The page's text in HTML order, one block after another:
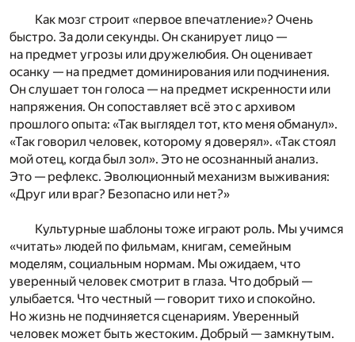
Как мозг строит «первое впечатление»? Очень
быстро. За доли секунды. Он сканирует лицо —
на предмет угрозы или дружелюбия. Он оценивает
осанку — на предмет доминирования или подчинения.
Он слушает тон голоса — на предмет искренности или
напряжения. Он сопоставляет всё это с архивом
прошлого опыта: «Так выглядел тот, кто меня обманул».
«Так говорил человек, которому я доверял». «Так стоял
мой отец, когда был зол». Это не осознанный анализ.
Это — рефлекс. Эволюционный механизм выживания:
«Друг или враг? Безопасно или нет?»
Культурные шаблоны тоже играют роль. Мы учимся
«читать» людей по фильмам, книгам, семейным
моделям, социальным нормам. Мы ожидаем, что
уверенный человек смотрит в глаза. Что добрый —
улыбается. Что честный — говорит тихо и спокойно.
Но жизнь не подчиняется сценариям. Уверенный
человек может быть жестоким. Добрый — замкнутым.